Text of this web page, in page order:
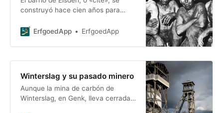
construyó hace cien años para
Este paseo cuenta la historia...
ErfgoedApp ErfgoedApp
Winterslag y su pasado minero
Aunque la mina de carbón de
Winterslag, en Genk, lleva cerrada